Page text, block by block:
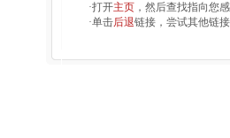
·打开主页 ，然后查找指向您
·单击后退链接，尝试其他链